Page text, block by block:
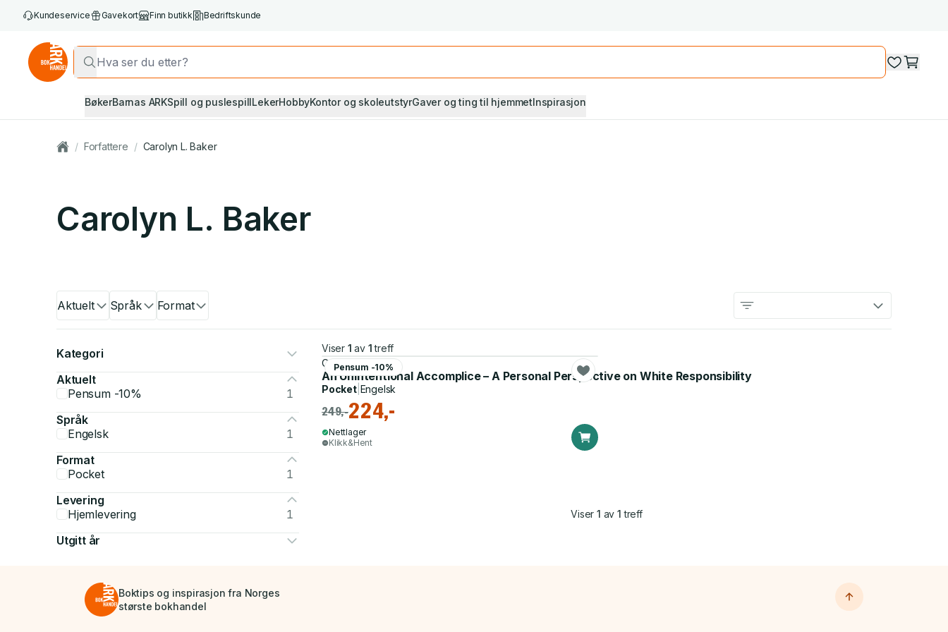
Kundeservice Gavekort Finn butikk Bedriftskunde
BøkerBarnas ARKSpill og puslespillLekerHobbyKontor og skoleutstyrGaver og ting til hjemmetInspirasjon
/ Forfattere / Carolyn L. Baker
Carolyn L. Baker
Aktuelt Språk Format
Kategori
Aktuelt
Pensum -10%
1
Språk
Engelsk
1
Format
Pocket
1
Levering
Hjemlevering
1
Utgitt år
Viser 1 av 1 treff
Pensum -10%
Carolyn L. Baker
An Unintentional Accomplice – A Personal Perspective on White Responsibility
Pocket| Engelsk
249,-224,-
Nettlager
Klikk&Hent
Viser1 av 1 treff
Boktips og inspirasjon fra Norges
største bokhandel